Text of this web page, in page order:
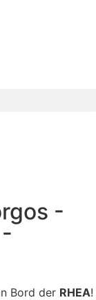
-
Bord der RHEA!